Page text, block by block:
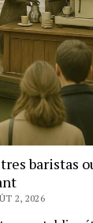
baristas
2, 2026